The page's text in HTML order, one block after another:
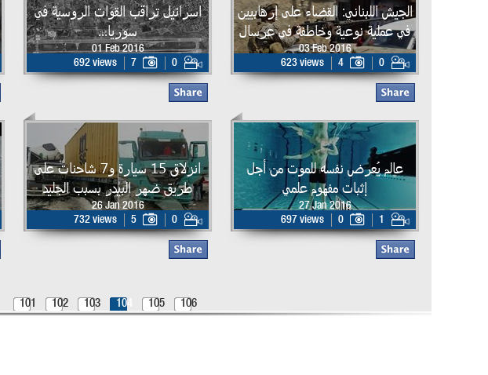
الجيش اللبناني: القضاء على إرهابيين
في عملية نوعية وخاطفة في عرسال
03 Feb 2016
623 views
4 0
اسرائيل تراقب القوات الروسية في
سوريا...
01 Feb 2016
692 views
7 0
عالم يُعرض نفسه للموت من أجل
إثبات مفهوم علمي
27 Jan 2016
697 views
0 1
انزلاق 15 سيارة و7 شاحنات على
طريق ضهر البيدر بسبب الجليد
26 Jan 2016
732 views
5 0
101 102 103 104 105 106